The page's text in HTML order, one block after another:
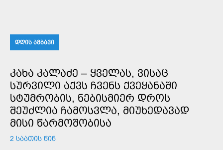
ᲓᲦᲘᲡ ᲐᲛᲑᲐᲕᲘ
ᲙᲐᲮᲐ ᲙᲐᲚᲐᲫᲔ – ᲧᲕᲔᲚᲐᲡ, ᲕᲘᲡᲐᲪ
ᲡᲣᲠᲕᲘᲚᲘ ᲐᲥᲕᲡ ᲩᲕᲔᲜᲡ ᲥᲕᲔᲧᲐᲜᲐᲨᲘ
ᲡᲢᲣᲛᲠᲝᲑᲘᲡ, ᲜᲔᲑᲘᲡᲛᲘᲔᲠ ᲓᲠᲝᲡ
ᲨᲔᲣᲫᲚᲘᲐ ᲩᲐᲛᲝᲡᲕᲚᲐ, ᲛᲘᲣᲮᲔᲓᲐᲕᲐᲓ
ᲛᲘᲡᲘ ᲬᲐᲠᲛᲝᲨᲝᲑᲘᲡᲐ
2 ᲡᲐᲐᲗᲘᲡ ᲬᲘᲜ